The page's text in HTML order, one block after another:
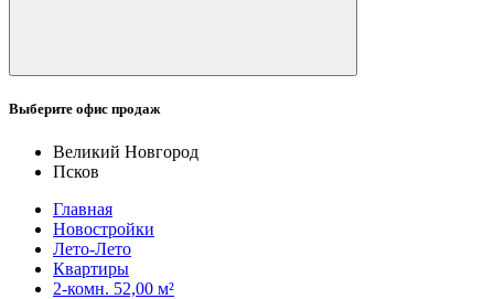
Выберите офис продаж
Великий Новгород
Псков
Главная
Новостройки
Лето-Лето
Квартиры
2-комн. 52,00 м²